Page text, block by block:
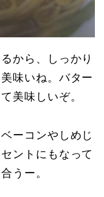
から、しっかり
味いね。バター
美味しいぞ。
ーコンやしめじ
ントにもなって
うー。